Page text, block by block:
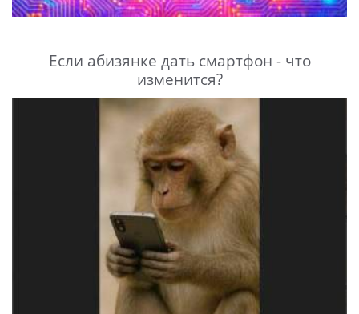
Если абизянке дать смартфон - что
изменится?